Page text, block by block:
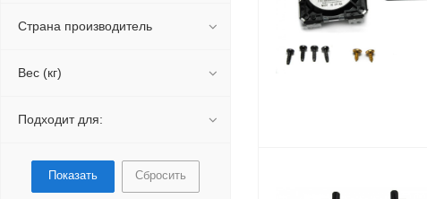
Элемент горелки
Пневмореле и датчики тяги
Клапан трехходовой
Мотор трехходового клапана
Страна производитель
Вес (кг)
Подходит для:
Сбросить